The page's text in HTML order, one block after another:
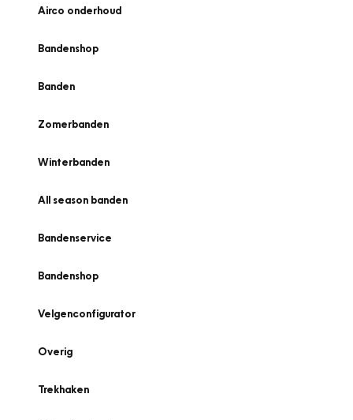
Airco onderhoud
Bandenshop
Banden
Zomerbanden
Winterbanden
All season banden
Bandenservice
Bandenshop
Velgenconfigurator
Overig
Trekhaken